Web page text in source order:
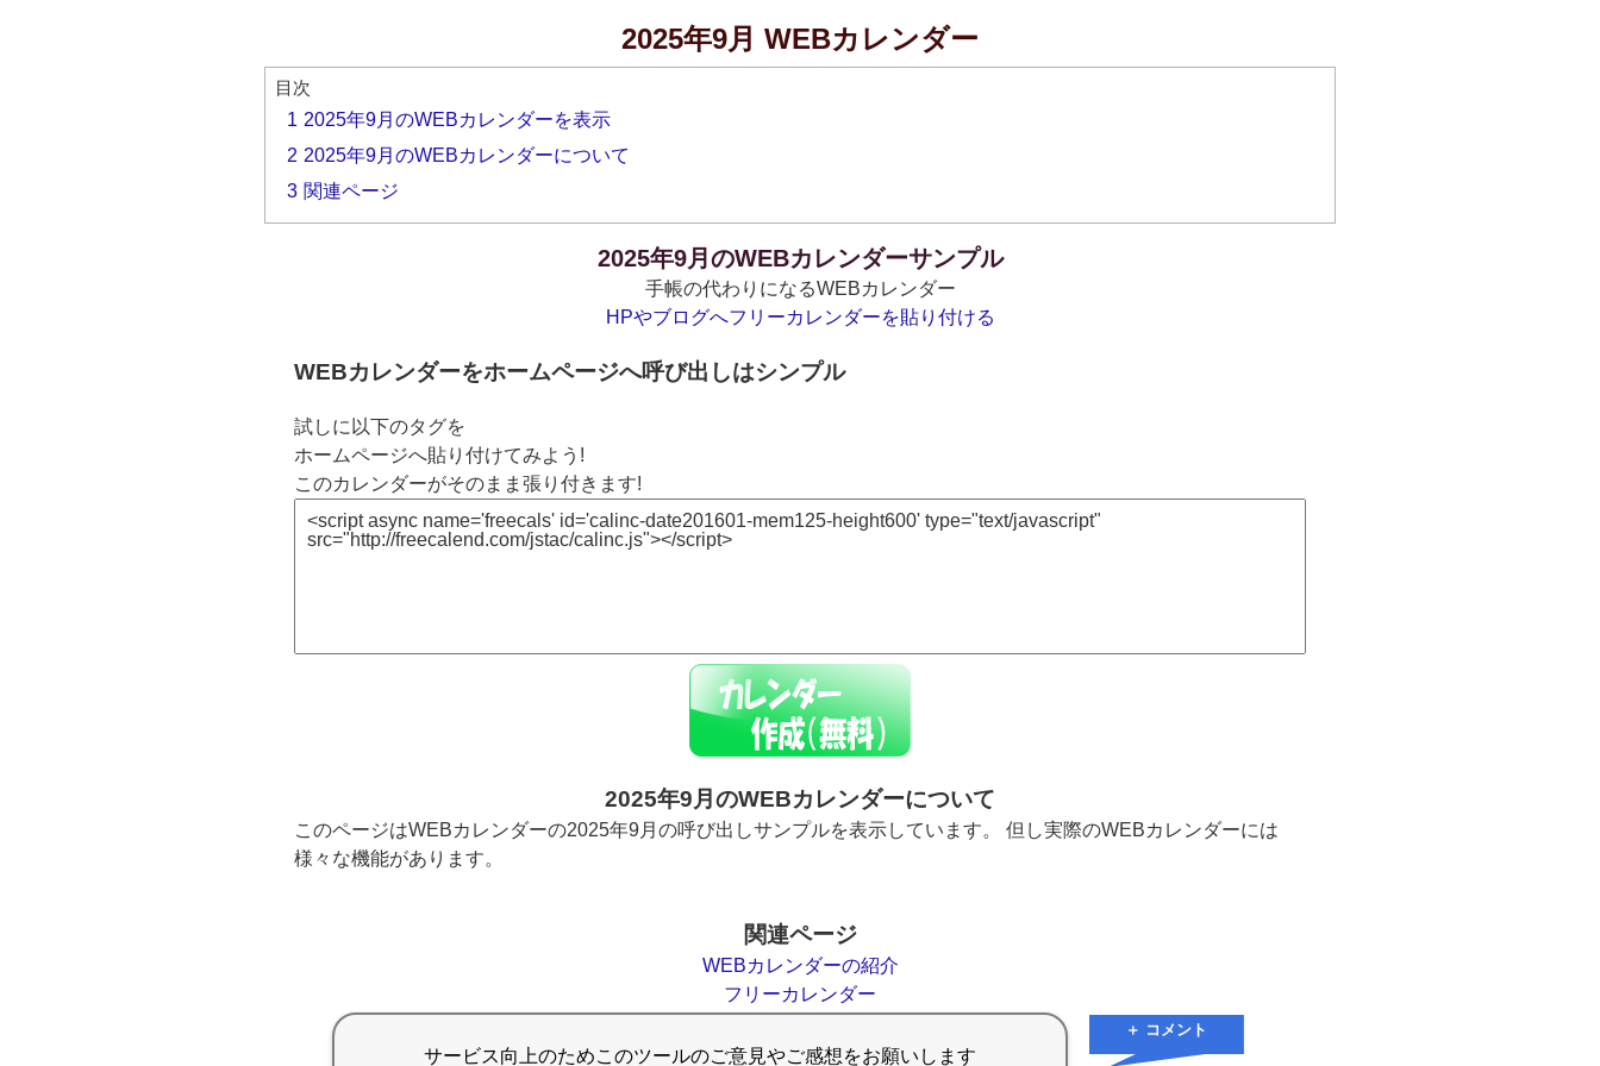
2025年9月 WEBカレンダー
目次
1 2025年9月のWEBカレンダーを表示
2 2025年9月のWEBカレンダーについて
3 関連ページ
2025年9月のWEBカレンダーサンプル
手帳の代わりになるWEBカレンダー
HPやブログへフリーカレンダーを貼り付ける
WEBカレンダーをホームページへ呼び出しはシンプル
試しに以下のタグを
ホームページへ貼り付けてみよう!
このカレンダーがそのまま張り付きます!
2025年9月のWEBカレンダーについて
このページはWEBカレンダーの2025年9月の呼び出しサンプルを表示しています。 但し実際のWEBカレンダーには
様々な機能があります。
関連ページ
WEBカレンダーの紹介
フリーカレンダー
＋ コメント